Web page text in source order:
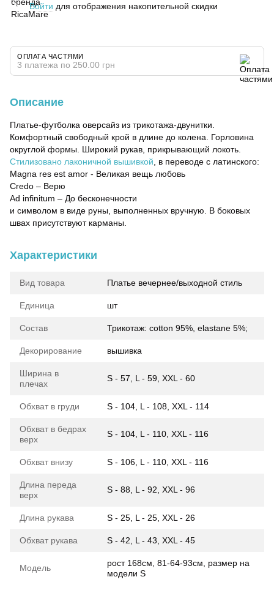
% Войти для отображения накопительной скидки
ОПЛАТА ЧАСТЯМИ
3 платежа по 250.00 грн
Описание
Платье-футболка оверсайз из трикотажа-двунитки.
Комфортный свободный крой в длине до колена. Горловина
округлой формы. Широкий рукав, прикрывающий локоть.
Стилизовано лаконичной вышивкой , в переводе с латинского:
Magna res est amor - Великая вещь любовь
Credo – Верю
Ad infinitum – До бесконечности
и символом в виде руны, выполненных вручную. В боковых
швах присутствуют карманы.
Характеристики
Вид товара Платье вечернее/выходной стиль
Единица шт
Состав Трикотаж: cotton 95%, elastane 5%;
Декорирование вышивка
Ширина в
плечах
S - 57, L - 59, XXL - 60
Обхват в груди S - 104, L - 108, XXL - 114
Обхват в бедрах
верх
S - 104, L - 110, XXL - 116
Обхват внизу S - 106, L - 110, XXL - 116
Длина переда
верх
S - 88, L - 92, XXL - 96
Длина рукава S - 25, L - 25, XXL - 26
Обхват рукава S - 42, L - 43, XXL - 45
Модель
рост 168см, 81-64-93см, размер на
модели S